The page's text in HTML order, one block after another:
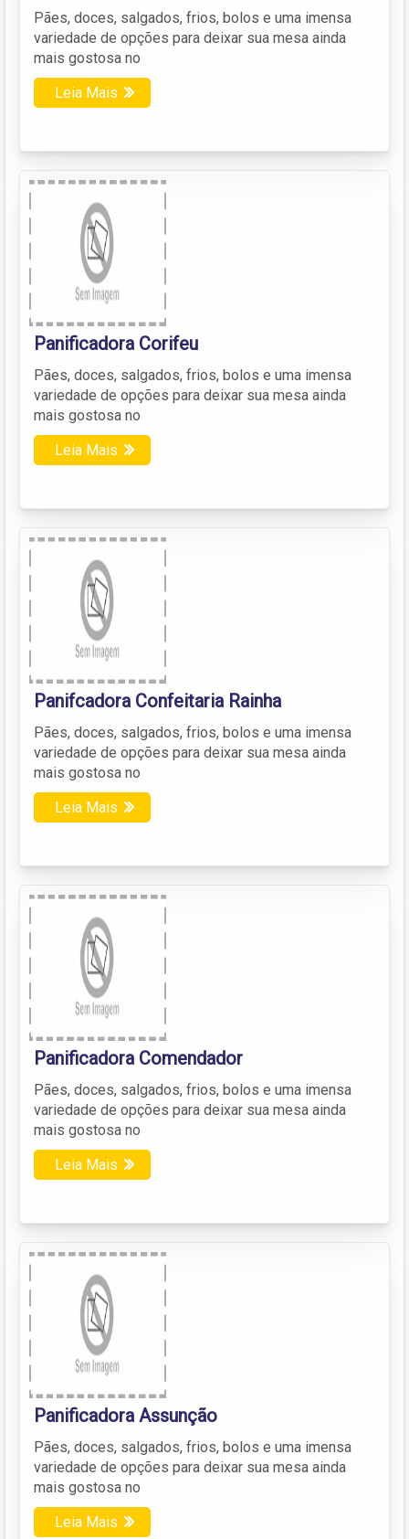
Pães, doces, salgados, frios, bolos e uma imensa
variedade de opções para deixar sua mesa ainda
mais gostosa no
Leia Mais
Panificadora Corifeu
Pães, doces, salgados, frios, bolos e uma imensa
variedade de opções para deixar sua mesa ainda
mais gostosa no
Leia Mais
Panifcadora Confeitaria Rainha
Pães, doces, salgados, frios, bolos e uma imensa
variedade de opções para deixar sua mesa ainda
mais gostosa no
Leia Mais
Panificadora Comendador
Pães, doces, salgados, frios, bolos e uma imensa
variedade de opções para deixar sua mesa ainda
mais gostosa no
Leia Mais
Panificadora Assunção
Pães, doces, salgados, frios, bolos e uma imensa
variedade de opções para deixar sua mesa ainda
mais gostosa no
Leia Mais